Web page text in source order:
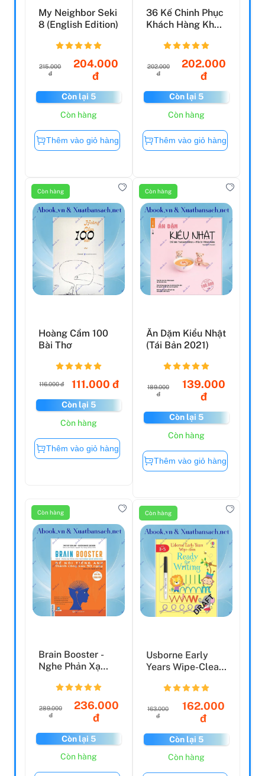
My Neighbor Seki
8 (English Edition)
215.000
đ
204.000
đ
Còn lại 5
Còn hàng
Thêm vào giỏ hàng
36 Kế Chinh Phục
Khách Hàng Khó
202.000
đ
202.000
đ
Còn lại 5
Còn hàng
Thêm vào giỏ hàng
Còn hàng
Hoàng Cầm 100
Bài Thơ
116.000 đ 111.000 đ
Còn lại 5
Còn hàng
Thêm vào giỏ hàng
Còn hàng
Ăn Dặm Kiểu Nhật
(Tái Bản 2021)
189.000
đ
139.000
đ
Còn lại 5
Còn hàng
Thêm vào giỏ hàng
Còn hàng
Brain Booster -
Nghe Phản Xạ
Công N...
289.000
đ
236.000
đ
Còn lại 5
Còn hàng
Còn hàng
Usborne Early
Years Wipe-Clean:
163.000
đ
162.000
đ
Còn lại 5
Còn hàng